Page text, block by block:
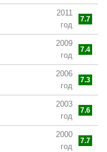
2011
год
7.7
2009
год
7.4
2006
год
7.3
2003
год
7.6
2000
год
7.7